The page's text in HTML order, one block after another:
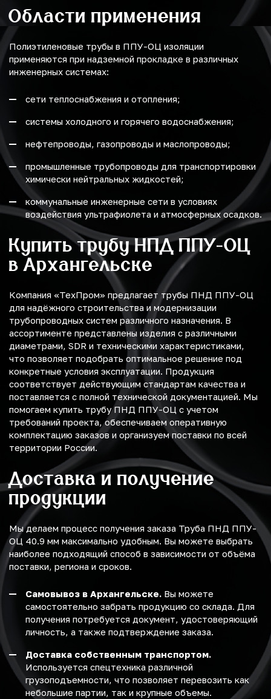
Области применения
Полиэтиленовые трубы в ППУ-ОЦ изоляции
применяются при надземной прокладке в различных
инженерных системах:
сети теплоснабжения и отопления;
системы холодного и горячего водоснабжения;
нефтепроводы, газопроводы и маслопроводы;
промышленные трубопроводы для транспортировки
химически нейтральных жидкостей;
коммунальные инженерные сети в условиях
воздействия ультрафиолета и атмосферных осадков.
Купить трубу НПД ППУ-ОЦ
в Архангельске
Компания «ТехПром» предлагает трубы ПНД ППУ-ОЦ
для надёжного строительства и модернизации
трубопроводных систем различного назначения. В
ассортименте представлены изделия с различными
диаметрами, SDR и техническими характеристиками,
что позволяет подобрать оптимальное решение под
конкретные условия эксплуатации. Продукция
соответствует действующим стандартам качества и
поставляется с полной технической документацией. Мы
помогаем купить трубу ПНД ППУ-ОЦ с учетом
требований проекта, обеспечиваем оперативную
комплектацию заказов и организуем поставки по всей
территории России.
Доставка и получение
продукции
Мы делаем процесс получения заказа Труба ПНД ППУ-
ОЦ 40.9 мм максимально удобным. Вы можете выбрать
наиболее подходящий способ в зависимости от объёма
поставки, региона и сроков.
Самовывоз в Архангельске. Вы можете
самостоятельно забрать продукцию со склада. Для
получения потребуется документ, удостоверяющий
личность, а также подтверждение заказа.
Доставка собственным транспортом.
Используется спецтехника различной
грузоподъемности, что позволяет перевозить как
небольшие партии, так и крупные объемы.